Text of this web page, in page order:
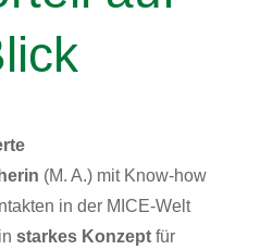
(M. A.) mit Know-how
in der MICE-Welt
starkes Konzeptfür